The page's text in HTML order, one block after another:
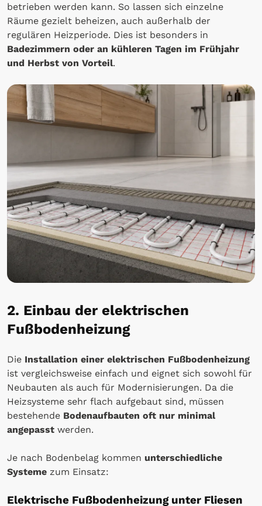
betrieben werden kann. So lassen sich einzelne
Räume gezielt beheizen, auch außerhalb der
regulären Heizperiode. Dies ist besonders in
Badezimmern oder an kühleren Tagen im Frühjahr
und Herbst von Vorteil.
2. Einbau der elektrischen
Fußbodenheizung
Die Installation einer elektrischen Fußbodenheizung
ist vergleichsweise einfach und eignet sich sowohl für
Neubauten als auch für Modernisierungen. Da die
Heizsysteme sehr flach aufgebaut sind, müssen
bestehende Bodenaufbauten oft nur minimal
angepasst werden.
Je nach Bodenbelag kommen unterschiedliche
Systeme zum Einsatz:
Elektrische Fußbodenheizung unter Fliesen